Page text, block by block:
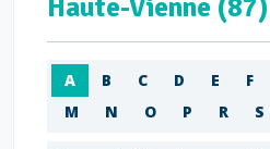
Haute-Vienne (87)
A B C D E F
M
N O P R S